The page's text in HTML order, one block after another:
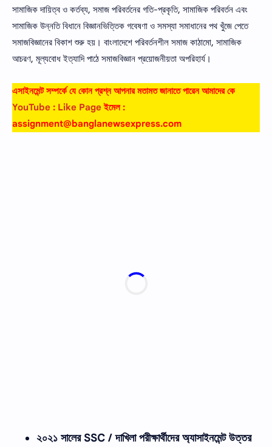
সামাজিক দায়িত্ব ও কর্তব্য, সমাজ পরিবর্তনের গতি-প্রকৃতি, সামাজিক পরিবর্তন এবং
সামাজিক উন্নতি বিধানে বিজ্ঞানভিত্তিক গবেষণা ও সমস্যা সমাধানের পথ খুঁজে পেতে
সমাজবিজ্ঞানের বিকাশ শুরু হয়। বাংলাদেশে পরিবর্তনশীল সমাজ কাঠামাে, সামাজিক
আচরণ, মূল্যবােধ ইত্যাদি পাঠে সমাজবিজ্ঞান প্রয়ােজনীয়তা অপরিহার্য।
এসাইনমেন্ট সম্পর্কে যে কোন প্রশ্ন আপনার মতামত জানাতে পারেন আমাদের কে
YouTube : Like Pageইমেল :
assignment@banglanewsexpress.com
২০২১ সালের SSC / দাখিলাপরীক্ষার্থীদেরঅ্যাসাইনমেন্ট উত্তর